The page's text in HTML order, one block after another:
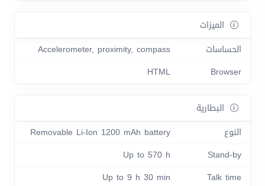
الميزات
الحساسات
Accelerometer, proximity, compass
Browser
HTML
البطارية
النوع
Removable Li-Ion 1200 mAh battery
Stand-by
Up to 570 h
Talk time
Up to 9 h 30 min